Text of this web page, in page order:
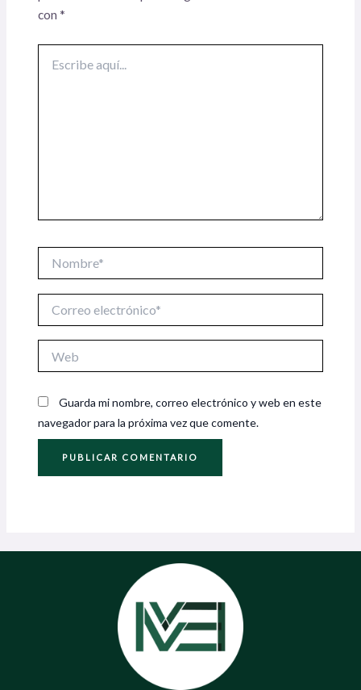
con *
aquí...
electrónico*
Guarda mi nombre, correo electrónico y web en este
navegador para la próxima vez que comente.